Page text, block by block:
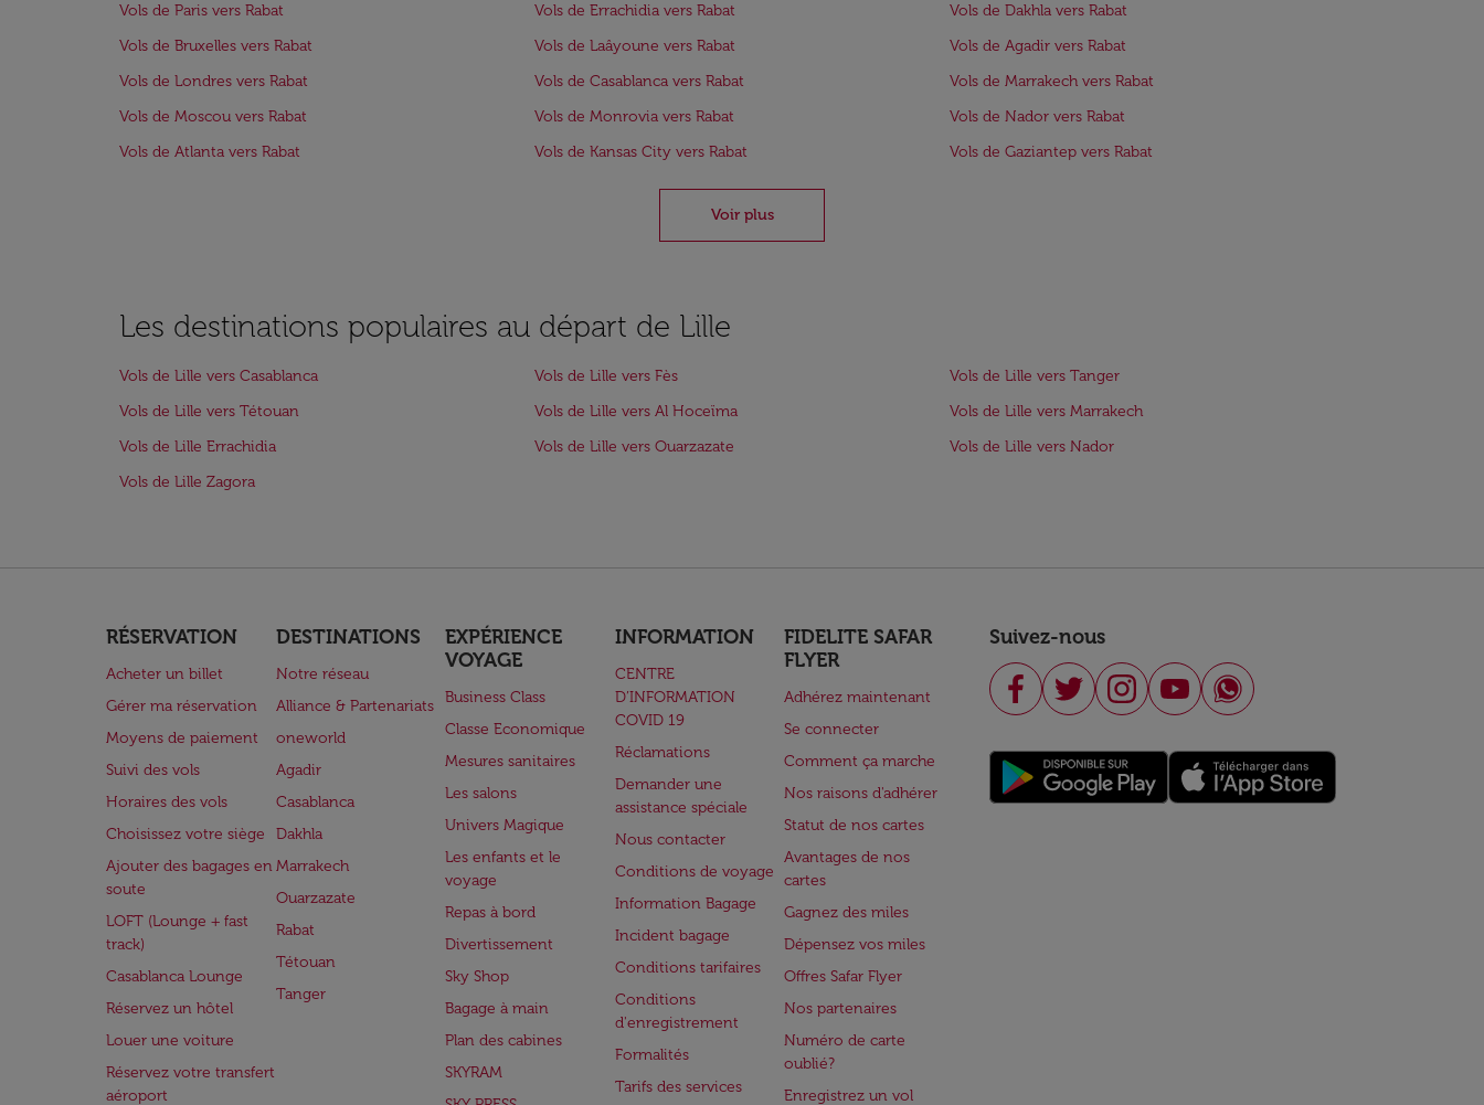
Vols de Paris vers Rabat Vols de Errachidia vers Rabat
Vols de Dakhla vers Rabat
Vols de Bruxelles vers Rabat
Vols de Laâyoune vers Rabat
Vols de Agadir vers Rabat
Vols de Londres vers Rabat
Vols de Casablanca vers Rabat
Vols de Marrakech vers Rabat
Vols de Moscou vers Rabat
Vols de Monrovia vers Rabat
Vols de Nador vers Rabat
Vols de Atlanta vers Rabat
Vols de Kansas City vers Rabat Vols de Gaziantep vers Rabat
Voir plus
Les destinations populaires au départ de Lille
Vols de Lille vers Casablanca Vols de Lille vers Fès
Vols de Lille vers Tanger
Vols de Lille vers Tétouan
Vols de Lille vers Al Hoceïma
Vols de Lille vers Marrakech
Vols de Lille Errachidia
Vols de Lille vers Ouarzazate
Vols de Lille vers Nador
Vols de Lille Zagora
RÉSERVATION
Acheter un billet
Gérer ma réservation
Moyens de paiement
Suivi des vols
Horaires des vols
Choisissez votre siège
Ajouter des bagages en
soute
LOFT (Lounge + fast
track)
Casablanca Lounge
Réservez un hôtel
Louer une voiture
Réservez votre transfert
aéroport
DESTINATIONS
Notre réseau
Alliance & Partenariats
oneworld
Agadir
Casablanca
Dakhla
Marrakech
Ouarzazate
Rabat
Tétouan
Tanger
EXPÉRIENCE
VOYAGE
Business Class
Classe Economique
Mesures sanitaires
Les salons
Univers Magique
Les enfants et le
voyage
Repas à bord
Divertissement
Sky Shop
Bagage à main
Plan des cabines
SKYRAM
INFORMATION
CENTRE
D’INFORMATION
COVID 19
Réclamations
Demander une
assistance spéciale
Nous contacter
Conditions de voyage
Information Bagage
Incident bagage
Conditions tarifaires
Conditions
d'enregistrement
Formalités
Tarifs des services
FIDELITE SAFAR
FLYER
Adhérez maintenant
Se connecter
Comment ça marche
Nos raisons d'adhérer
Statut de nos cartes
Avantages de nos
cartes
Gagnez des miles
Dépensez vos miles
Offres Safar Flyer
Nos partenaires
Numéro de carte
oublié?
Enregistrez un vol
Suivez-nous